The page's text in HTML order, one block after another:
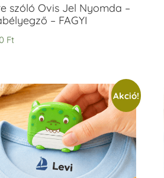
szóló Ovis Jel Nyomda –
– FAGYI
Ft
Akció!